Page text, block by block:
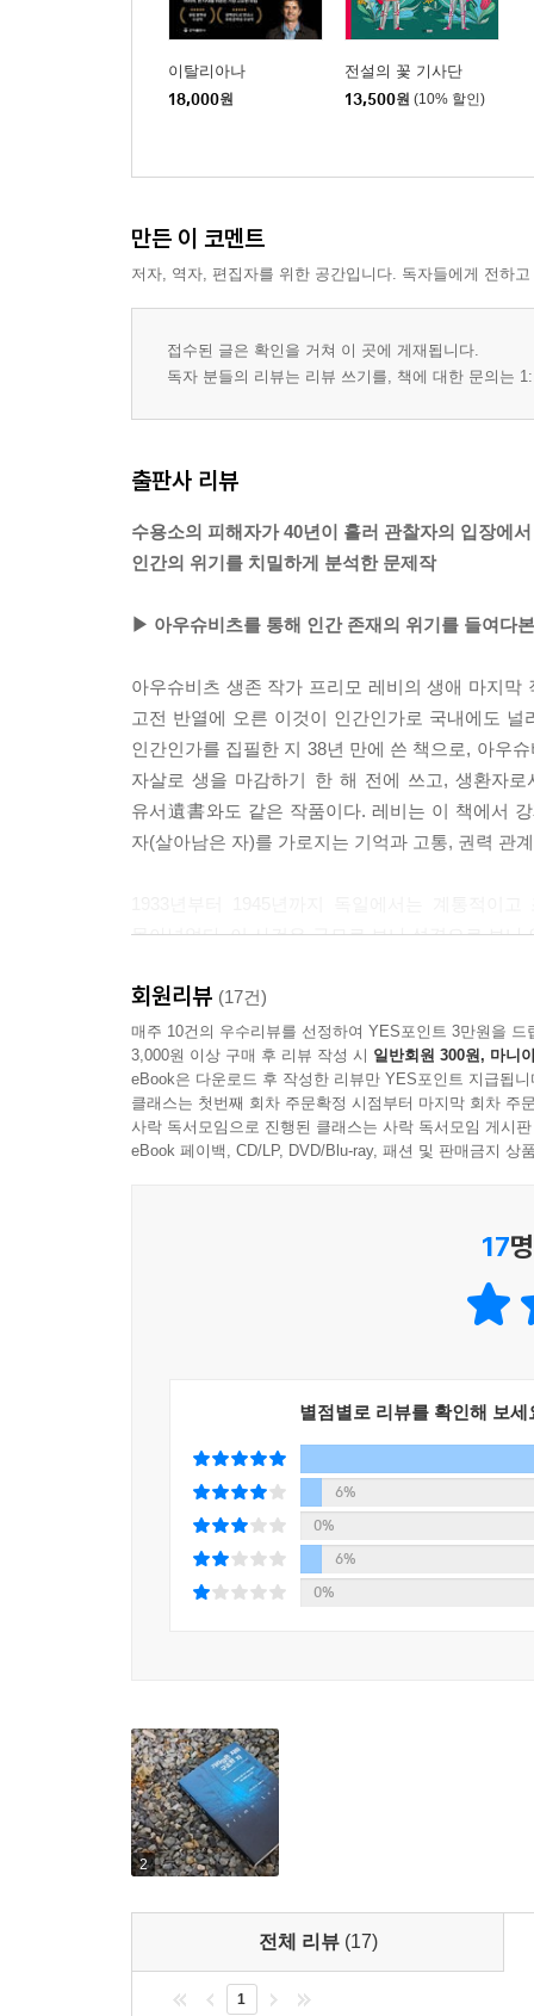
이탈리아나
18,000원
전설의 꽃 기사단
13,500원 (10% 할인)
만든 이 코멘트
저자, 역자, 편집자를 위한 공간입니다. 독자들에게 전하
접수된 글은 확인을 거쳐 이 곳에 게재됩니다.
독자 분들의 리뷰는 리뷰 쓰기를, 책에 대한 문의는
출판사 리뷰
수용소의 피해자가 40년이 흘러 관찰자의 입장에
인간의 위기를 치밀하게 분석한 문제작
▶ 아우슈비츠를 통해 인간 존재의 위기를 들여다
아우슈비츠 생존 작가 프리모 레비의 생애 마지막
고전 반열에 오른 이것이 인간인가로 국내에도
인간인가를 집필한 지 38년 만에 쓴 책으로, 아우
자살로 생을 마감하기 한 해 전에 쓰고, 생환자
유서遺書와도 같은 작품이다. 레비는 이 책에서
자(살아남은 자)를 가로지는 기억과 고통, 권력 관
몰아넣었다. 이 사건은 규모로 보나 성격으로 보나
증언자와 분석자(연구자)는 불가피하게 분리되
레비는 철저한 자기성찰과 비판정신을 통해 그
칼날을 들이댄다. 생환자의 기억 속에서 무의식
파고든다.
레비는 아우슈비츠 경험에서 나치에 한정할 수 없
안의 포로들 한 줌의 권력을 위해, 또 자신보다 더
독일인들의 편지’의 8장과 결론으로 구성되어
것인가?), 증언(이 사건은 증언 가능한가, 그 증언
▶ 억압이 만들어내는 회색지대 - 인간은 어떻게
출간 당시 가장 논란을 일으킨 부분이 2장 「회
대한 분석이 담겨있다. 레비는 흔히 영웅의
수동적이고 폭력적인 세계를 적나라하게 드러
특권을 지닌 동료 포로로부터 온 것이었다. 이
협력함으로써 크고 작은 특권을 손에 쥔 자들이
인쇄한다. 또 학생들에게는 자신을 칭송하는 작
확신하게 된다. 그러나 1944년 9월, 러시아 전선
이송되었다. “겁쟁이든 영웅이든, 겸손하든 오만
이들과 다를 바가 없었다.
룸코프스키는 권력과 위신에 쉽게 현혹되는 우리
룸코프스키의 이야기가 곧 우리들의 이야기임을
회원리뷰 (17건)
매주 10건의 우수리뷰를 선정하여 YES포인트 3만원을 드
3,000원 이상 구매 후 리뷰 작성 시 일반회원 300원, 마니
eBook은 다운로드 후 작성한 리뷰만 YES포인트 지급됩니
클래스는 첫번째 회차 주문확정 시점부터 마지막 회차 주
사락 독서모임으로 진행된 클래스는 사락 독서모임 게시
eBook 페이백, CD/LP, DVD/Blu-ray, 패션 및 판매금지 상
17
별점별로 리뷰를 확인해 보세
6%
0%
6%
0%
2
전체 리뷰 (17)
1